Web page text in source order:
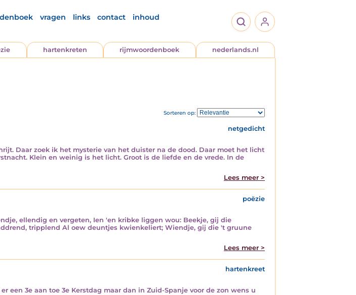
vragen links contact inhoud
hartenkreten rijmwoordenboek nederlands.nl
Sorteren op:
netgedicht
Daar zoek ik het mysterie van het duister na de dood. Daar moet het licht
Klein en weinig is het licht. Groot is de liefde en de vrede. In de
Lees meer >
poëzie
ellendig en vergeten, Ien 'en kribke liggen wou: Beekje, gij die
tripplend Al oew deuntjes kwienkeliert; Wiendje, gij die 't gruune
Lees meer >
hartenkreet
een 3e aan toe 3e Kerstdag maar dan in Zuid-Spanje voor de zon wens u